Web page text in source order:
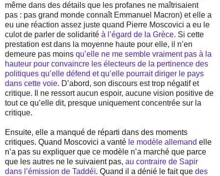
même dans des détails que les profanes ne maîtrisaient
pas : pas grand monde connaît Emmanuel Macron) et elle a
eu une réaction assez juste quand Pierre Moscovici a eu le
culot de parler de solidarité à l’égard de la Grèce. Si cette
prestation est dans la moyenne haute pour elle, il n’en
demeure pas moins qu’elle ne me semble vraiment pas à la
hauteur pour convaincre les électeurs de la pertinence des
politiques qu’elle défend et qu’elle pourrait diriger le pays
dans cette voie. D’abord, son discours est trop négatif et
critique. Il ne ressort aucun espoir, aucune vision positive de
tout ce qu’elle dit, presque uniquement concentrée sur la
critique.
Ensuite, elle a manqué de réparti dans des moments
critiques. Quand Moscovici a vanté le modèle allemand elle
n’a pas su expliquer que ce modèle n’a marché que parce
que les autres ne le suivaient pas, au contraire de Sapir
dans l’émission de Taddéï. Quand il a dénié le fait que des